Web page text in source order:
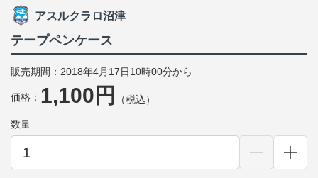
アスルクラロ沼津
テープペンケース
販売期間：2018年4月17日10時00分から
価格： 1,100円 （税込）
数量